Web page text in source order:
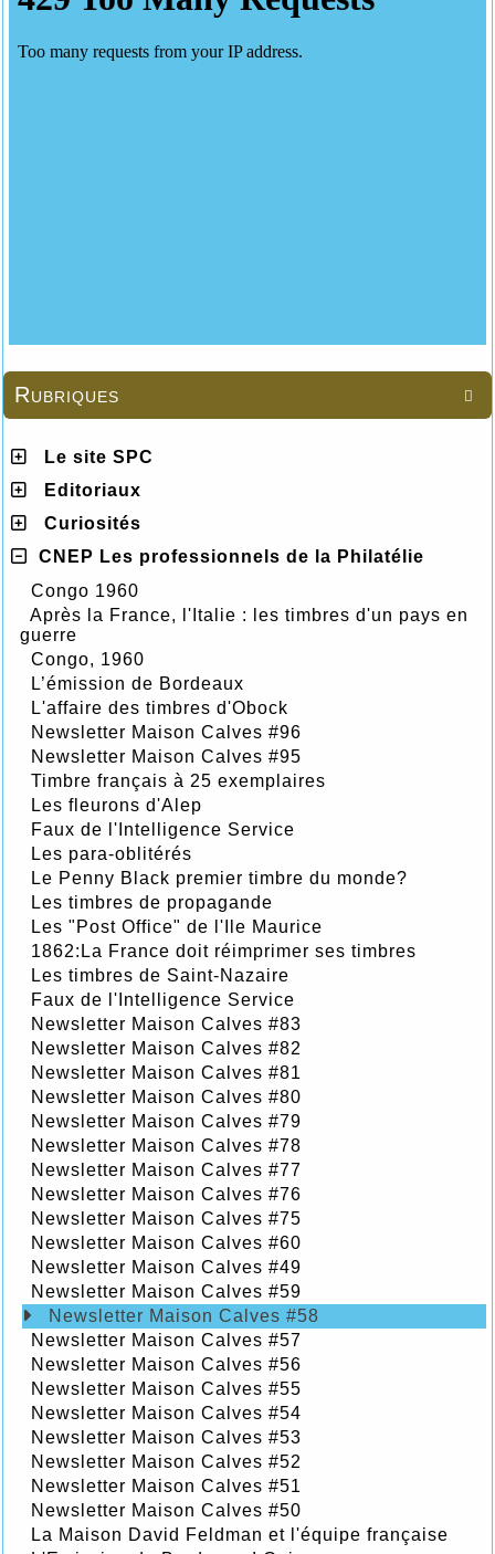

Rubriques
Le site SPC
Editoriaux
Curiosités
CNEP Les professionnels de la Philatélie
Congo 1960
Après la France, l'Italie : les timbres d'un pays en
guerre
Congo, 1960
L’émission de Bordeaux
L'affaire des timbres d'Obock
Newsletter Maison Calves #96
Newsletter Maison Calves #95
Timbre français à 25 exemplaires
Les fleurons d'Alep
Faux de l'Intelligence Service
Les para-oblitérés
Le Penny Black premier timbre du monde?
Les timbres de propagande
Les "Post Office" de l'Ile Maurice
1862:La France doit réimprimer ses timbres
Les timbres de Saint-Nazaire
Faux de l'Intelligence Service
Newsletter Maison Calves #83
Newsletter Maison Calves #82
Newsletter Maison Calves #81
Newsletter Maison Calves #80
Newsletter Maison Calves #79
Newsletter Maison Calves #78
Newsletter Maison Calves #77
Newsletter Maison Calves #76
Newsletter Maison Calves #75
Newsletter Maison Calves #60
Newsletter Maison Calves #49
Newsletter Maison Calves #59
Newsletter Maison Calves #58
Newsletter Maison Calves #57
Newsletter Maison Calves #56
Newsletter Maison Calves #55
Newsletter Maison Calves #54
Newsletter Maison Calves #53
Newsletter Maison Calves #52
Newsletter Maison Calves #51
Newsletter Maison Calves #50
La Maison David Feldman et l'équipe française